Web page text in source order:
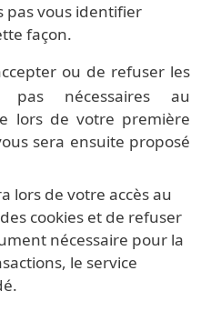
pas vous identifier
façon.
ou de refuser les
nécessaires au
lors de votre première
sera ensuite proposé
lors de votre accès au
cookies et de refuser
nécessaire pour la
le service